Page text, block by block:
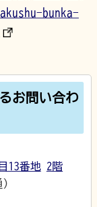
bunka-
お問い合わ
13番地 2階